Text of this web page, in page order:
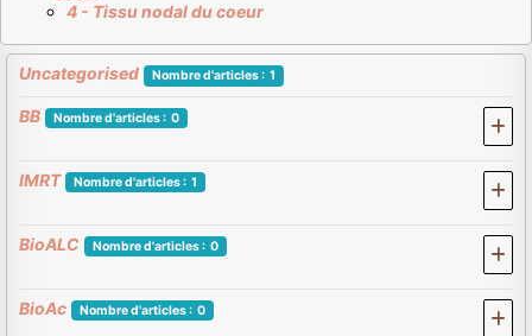
4 - Tissu nodal du coeur
Uncategorised Nombre d'articles : 1
BB Nombre d'articles : 0
IMRT Nombre d'articles : 1
BioALC Nombre d'articles : 0
BioAc Nombre d'articles : 0